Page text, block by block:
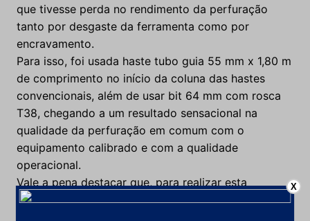
que tivesse perda no rendimento da perfuração
tanto por desgaste da ferramenta como por
encravamento.
Para isso, foi usada haste tubo guia 55 mm x 1,80 m
de comprimento no início da coluna das hastes
convencionais, além de usar bit 64 mm com rosca
T38, chegando a um resultado sensacional na
qualidade da perfuração em comum com o
equipamento calibrado e com a qualidade
operacional.
Vale a pena destacar que, para realizar esta
atividade, definiu-se a princípio um equipamento
X